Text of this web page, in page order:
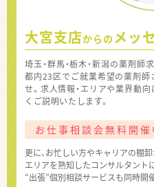
大宮支店からの メッ
埼玉・群馬・栃木・新潟の薬剤師
都内23区でご就業希望の薬剤
せ。求人情報・エリアや業界動
くご説明いたします。
お仕事相談会無料開催
更に、お忙しい方やキャリアの棚
エリアを熟知したコンサルタント
“出張”個別相談サービスも同時開